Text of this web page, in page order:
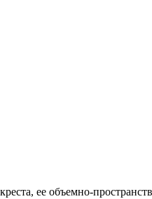
ее объемно-